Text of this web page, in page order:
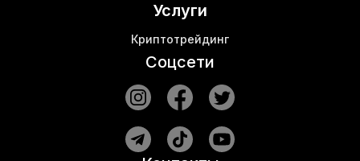
Услуги
Криптотрейдинг
Соцсети